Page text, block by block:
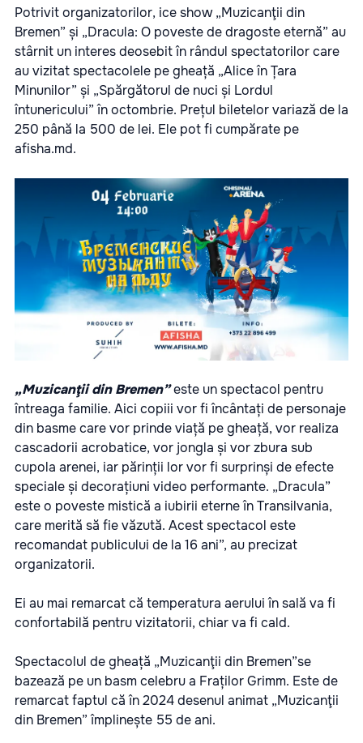
Potrivit organizatorilor, ice show „Muzicanţii din
Bremen” și „Dracula: O poveste de dragoste eternă” au
stârnit un interes deosebit în rândul spectatorilor care
au vizitat spectacolele pe gheață „Alice în Țara
Minunilor” și „Spărgătorul de nuci și Lordul
întunericului” în octombrie. Prețul biletelor variază de la
250 până la 500 de lei. Ele pot fi cumpărate pe
afisha.md.
„Muzicanţii din Bremen”este un spectacol pentru
întreaga familie. Aici copiii vor fi încântați de personaje
din basme care vor prinde viață pe gheață, vor realiza
cascadorii acrobatice, vor jongla și vor zbura sub
cupola arenei, iar părinții lor vor fi surprinși de efecte
speciale și decorațiuni video performante. „Dracula”
este o poveste mistică a iubirii eterne în Transilvania,
care merită să fie văzută. Acest spectacol este
recomandat publicului de la 16 ani”, au precizat
organizatorii.
Ei au mai remarcat că temperatura aerului în sală va fi
confortabilă pentru vizitatorii, chiar va fi cald.
Spectacolul de gheață „Muzicanţii din Bremen”se
bazează pe un basm celebru a Fraților Grimm. Este de
remarcat faptul că în 2024 desenul animat „Muzicanţii
din Bremen” împlinește 55 de ani.